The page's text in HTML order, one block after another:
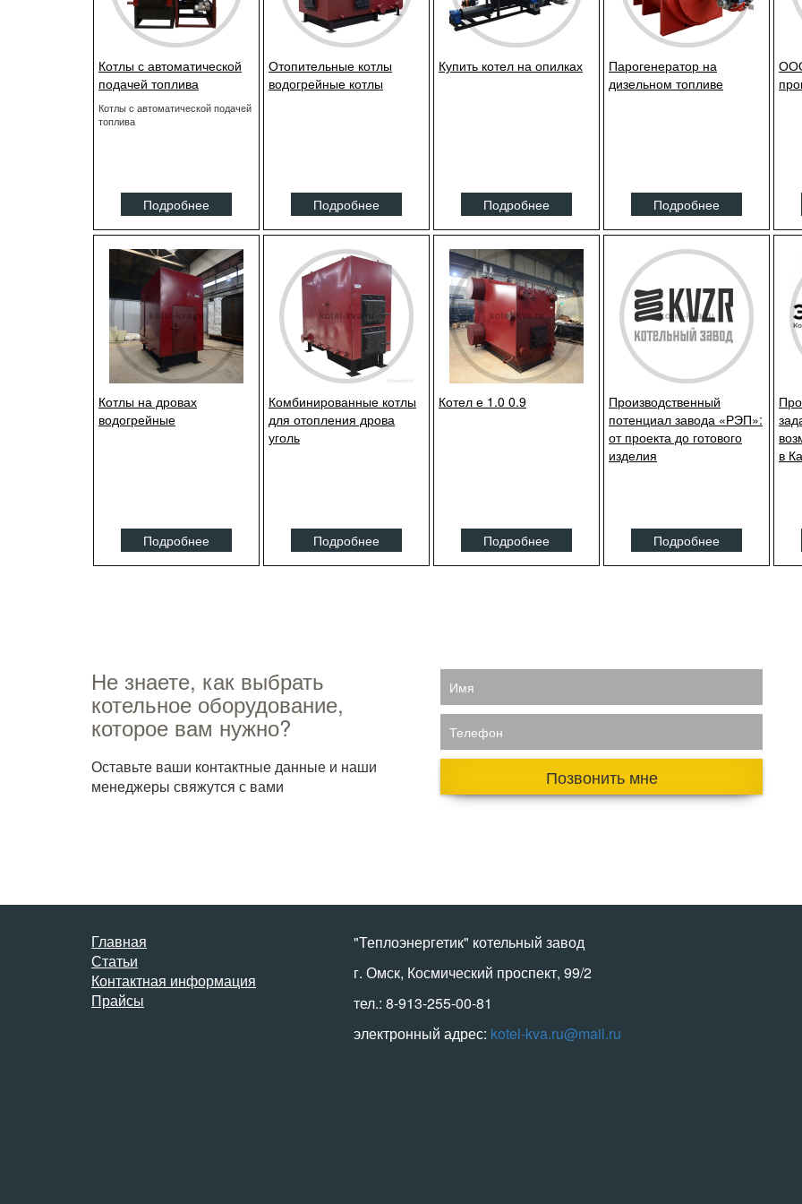
Котлы с автоматической
подачей топлива
Котлы с автоматической подачей
топлива
Подробнее
Отопительные котлы
водогрейные котлы
Подробнее
Купить котел на опилках
Подробнее
Парогенератор на
дизельном топливе
Подробнее
Котлы на дровах
водогрейные
Подробнее
Комбинированные котлы
для отопления дрова
уголь
Подробнее
Котел е 1.0 0.9
Подробнее
Производственный
потенциал завода «РЭП»:
от проекта до готового
изделия
Подробнее
в
Не знаете, как выбрать
котельное оборудование,
которое вам нужно?
Оставьте ваши контактные данные и наши
менеджеры свяжутся с вами
Имя
Телефон
Позвонить мне
Главная
Статьи
Контактная информация
Прайсы
"Теплоэнергетик" котельный завод
г. Омск, Космический проспект, 99/2
тел.: 8-913-255-00-81
электронный адрес: kotel-kva.ru@mail.ru